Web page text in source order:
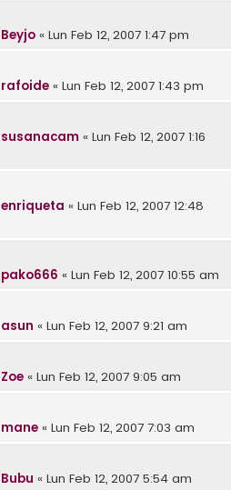
Beyjo « Lun Feb 12, 2007 1:47 pm
rafoide « Lun Feb 12, 2007 1:43 pm
susanacam « Lun Feb 12, 2007 1:16
enriqueta « Lun Feb 12, 2007 12:48
pako666 « Lun Feb 12, 2007 10:55 am
asun « Lun Feb 12, 2007 9:21 am
Zoe « Lun Feb 12, 2007 9:05 am
mane « Lun Feb 12, 2007 7:03 am
Bubu « Lun Feb 12, 2007 5:54 am